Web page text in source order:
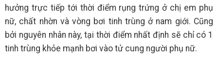
hưởng trực tiếp tới thời điểm rụng trứng ở chị em phụ
nữ, chất nhờn và vòng bơi tinh trùng ở nam giới. Cũng
bởi nguyên nhân này, tại thời điểm nhất định sẽ chỉ có 1
tinh trùng khỏe mạnh bơi vào tử cung người phụ nữ.